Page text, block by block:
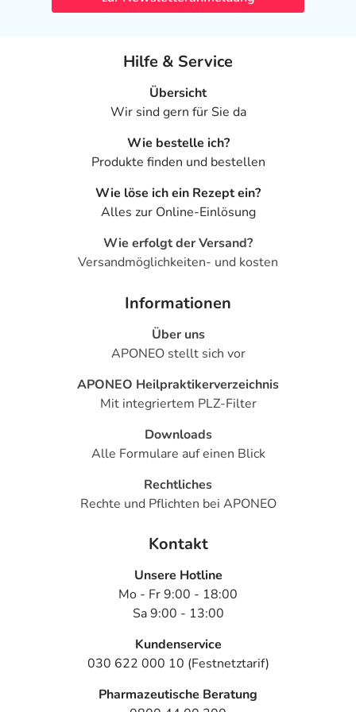
- Nesselsucht
- Gewebeeinblutungen in die Unterhaut an der
- Schmerzen an der Einstichstelle
- Thrombozytopenie (Verminderung der Anzahl der
Blutplättchen)
- Innere Blutungen
- Hautausschlag, schwerer
- Verhärtungen der Haut an der Einstichstelle
Veränderung während der Behandlung, wenden Sie sich
Für die Information an dieser Stelle werden vor allem
einem von 1.000 behandelten Patienten auftreten.
Anwendungshinweise
Wenden Sie das Arzneimittel nach den Anweisungen des
Die Anwendungsdauer richtet sich nach Art der
Beschwerde und/oder Dauer der Erkrankung und wird
deshalb nur von Ihrem Arzt bestimmt.
Überdosierung?
Überdosierungserscheinungen kommen, unter anderem
Hilfe & Service
Übersicht
Wir sind gern für Sie da
Wie bestelle ich?
Produkte finden und bestellen
Wie löse ich ein Rezept ein?
Alles zur Online-Einlösung
Wie erfolgt der Versand?
Versandmöglichkeiten- und kosten
Informationen
Über uns
APONEO stellt sich vor
APONEO Heilpraktikerverzeichnis
Mit integriertem PLZ-Filter
Downloads
Alle Formulare auf einen Blick
Rechtliches
Rechte und Pflichten bei APONEO
Kontakt
Unsere Hotline
Mo - Fr 9:00 - 18:00
Sa 9:00 - 13:00
Kundenservice
030 622 000 10 (Festnetztarif)
Pharmazeutische Beratung